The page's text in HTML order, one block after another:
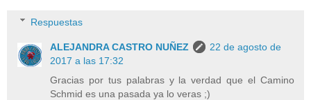
Respuestas
ALEJANDRA CASTRO NUÑEZ
22 de agosto de
2017 a las 17:32
Gracias por tus palabras y la verdad que el Camino
Schmid es una pasada ya lo veras ;)